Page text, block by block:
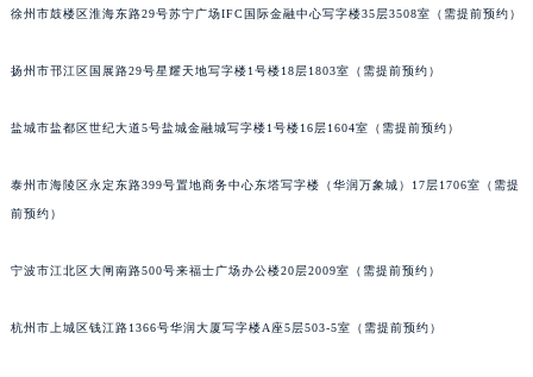
徐州市鼓楼区淮海东路29号苏宁广场IFC国际金融中心写字楼35层3508室（需提前预约）
扬州市邗江区国展路29号星耀天地写字楼1号楼18层1803室（需提前预约）
盐城市盐都区世纪大道5号盐城金融城写字楼1号楼16层1604室（需提前预约）
泰州市海陵区永定东路399号置地商务中心东塔写字楼（华润万象城）17层1706室（需提
前预约）
宁波市江北区大闸南路500号来福士广场办公楼20层2009室（需提前预约）
杭州市上城区钱江路1366号华润大厦写字楼A座5层503-5室（需提前预约）